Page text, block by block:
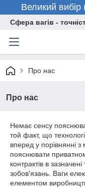
Великий вибір
Сфера вагів -
Про нас
Про нас
Немає сенсу
той факт, що
вперед у порівнянні
пояснювати
контрактів в
зобов'язань. Ваги
елементом